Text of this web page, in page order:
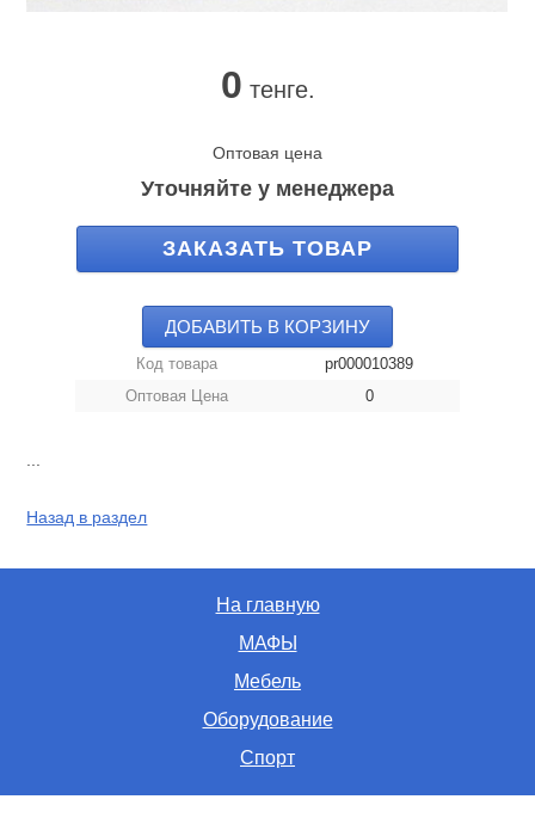
0 тенге.
Оптовая цена
Уточняйте у менеджера
ЗАКАЗАТЬ ТОВАР
ДОБАВИТЬ В КОРЗИНУ
Код товара
pr000010389
Оптовая Цена
0
Назад в раздел
На главную
МАФЫ
Мебель
Оборудование
Спорт